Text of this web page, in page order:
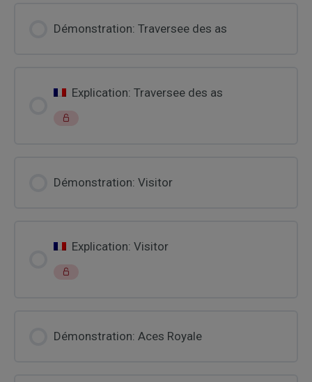
Démonstration: Traversee des as
Explication: Traversee des as
Démonstration: Visitor
Explication: Visitor
Démonstration: Aces Royale